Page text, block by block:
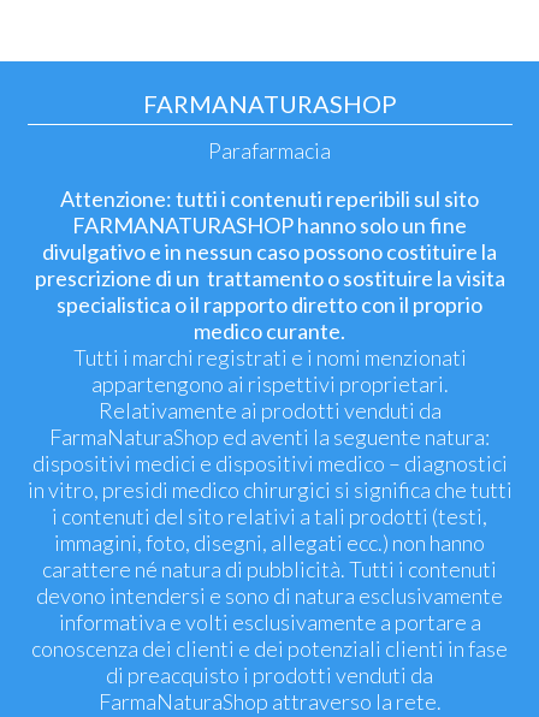
FARMANATURASHOP
Parafarmacia
Attenzione: tutti i contenuti reperibili sul sito
FARMANATURASHOP hanno solo un fine
divulgativo e in nessun caso possono costituire la
prescrizione di un trattamento o sostituire la visita
specialistica o il rapporto diretto con il proprio
medico curante.
Tutti i marchi registrati e i nomi menzionati
appartengono ai rispettivi proprietari.
Relativamente ai prodotti venduti da
FarmaNaturaShop ed aventi la seguente natura:
dispositivi medici e dispositivi medico – diagnostici
in vitro, presidi medico chirurgici si significa che tutti
i contenuti del sito relativi a tali prodotti (testi,
immagini, foto, disegni, allegati ecc.) non hanno
carattere né natura di pubblicità. Tutti i contenuti
devono intendersi e sono di natura esclusivamente
informativa e volti esclusivamente a portare a
conoscenza dei clienti e dei potenziali clienti in fase
di preacquisto i prodotti venduti da
FarmaNaturaShop attraverso la rete.